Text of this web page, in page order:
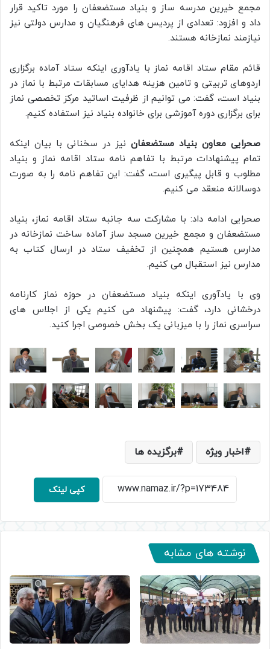
مجمع خیرین مدرسه ساز و بنیاد مستضعفان را مورد تاکید قرار
داد و افزود: تعدادی از پردیس های فرهنگیان و مدارس دولتی نیز
نیازمند نمازخانه هستند.
قائم مقام ستاد اقامه نماز با یادآوری اینکه ستاد آماده برگزاری
اردوهای تربیتی و تامین هزینه هدایای مسابقات مرتبط با نماز در
بنیاد است، گفت: می توانیم از ظرفیت اساتید مرکز تخصصی نماز
برای برگزاری دوره آموزشی برای خانواده بنیاد نيز استفاده کنیم.
صحرایی معاون بنیاد مستضعفان نیز در سخنانی با بیان اینکه
تمام پیشنهادات مرتبط با تفاهم نامه ستاد اقامه نماز و بنیاد
مطلوب و قابل پیگیری است، گفت: این تفاهم نامه را به صورت
دوسالانه منعقد می کنیم.
صحرایی ادامه داد: با مشارکت سه جانبه ستاد اقامه نماز، بنیاد
مستضعفان و مجمع خیرین مسجد ساز آماده ساخت نمازخانه در
مدارس هستیم همچنین از تخفیف ستاد در ارسال کتاب به
مدارس نیز استقبال می کنیم.
وی با یادآوری اینکه بنیاد مستضعفان در حوزه نماز کارنامه
درخشانی دارد، گفت: پیشنهاد می کنیم یکی از اجلاس های
سراسری نماز را با میزبانی یک بخش خصوصی اجرا کنید.
اخبار ویژه برگزیده ها
کپی لینک
نوشته های مشابه